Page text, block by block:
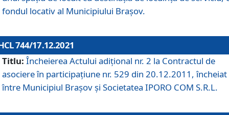
fondul locativ al Municipiului Brașov.
744/17.12.2021
Titlu: Încheierea Actului adițional nr. 2 la Contractul de
asociere în participațiune nr. 529 din 20.12.2011, încheiat
între Municipiul Brașov și Societatea IPORO COM S.R.L.